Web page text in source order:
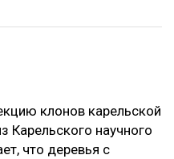
клонов карельской
Карельского научного
что деревья с